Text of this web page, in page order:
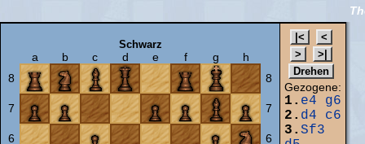
Schwarz
a b c d e f g
h
8
8
7 7
6 6
Gezogene:
1. e4
g6
2. d4
c6
3. Sf3